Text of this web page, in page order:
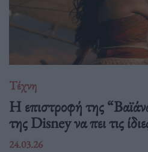
Τέχνη
Η επιστροφή της
της Disney να πει τις
24.03.26